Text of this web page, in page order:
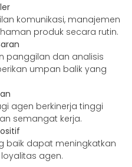
komunikasi, manajemen
produk secara rutin.
panggilan dan analisis
umpan balik yang
agen berkinerja tinggi
semangat kerja.
baik dapat meningkatkan
agen.